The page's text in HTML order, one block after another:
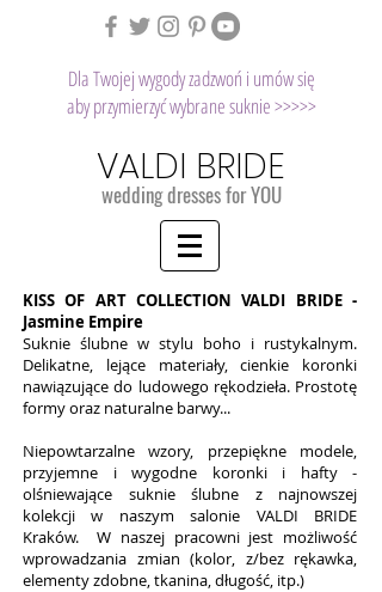
Dla Twojej wygody zadzwoń i umów się
aby przymierzyć wybrane suknie >>>>>
VALDI BRIDE
wedding dresses for YOU
KISS OF ART COLLECTION VALDI BRIDE -
Jasmine Empire
Suknie ślubne w stylu boho i rustykalnym.
Delikatne, lejące materiały, cienkie koronki
nawiązujące do ludowego rękodzieła. Prostotę
formy oraz naturalne barwy...
Niepowtarzalne wzory, przepiękne modele,
przyjemne i wygodne koronki i hafty -
olśniewające suknie ślubne z najnowszej
kolekcji w naszym salonie VALDI BRIDE
Kraków. W naszej pracowni jest możliwość
wprowadzania zmian (kolor, z/bez rękawka,
elementy zdobne, tkanina, długość, itp.)